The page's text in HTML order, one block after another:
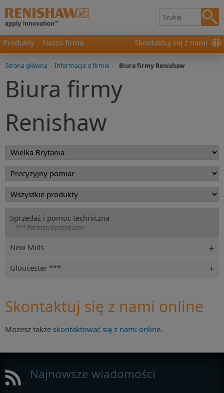
Produkty Nasza firma Skontaktuj się z nami
Strona główna - Informacje o firmie - Biura firmy Renishaw
Biura firmy
Renishaw
Sprzedaż i pomoc techniczna
*** Partner/dystrybutor
New Mills
Gloucester ***
Skontaktuj się z nami online
Możesz także skontaktować się z nami online.
Najnowsze wiadomości